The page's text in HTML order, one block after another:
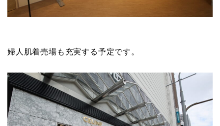
婦人肌着売場も充実する予定です。